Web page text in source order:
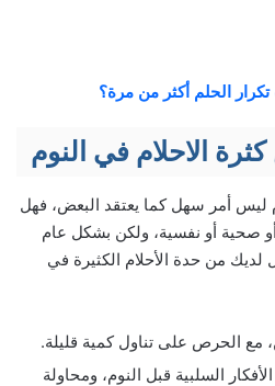
الحلم أكثر من مرة؟
الاحلام في النوم
ليس أمر سهل كما يعتقد البعض، فهل
صحية أو نفسية، ولكن بشكل عام
لديك من حدة الأحلام الكثيرة في
مع الحرص على تناول كمية قليلة.
السلبية قبل النوم، ومحاولة